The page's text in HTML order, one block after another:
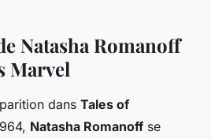
Natasha Romanoff
Marvel
dans Tales of
Natasha Romanoffse